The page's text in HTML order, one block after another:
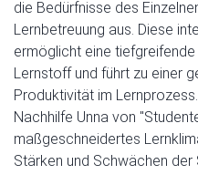
die Bedürfnisse des
Lernbetreuung aus. Diese
ermöglicht eine
Lernstoff und führt zu einer
Produktivität im
Nachhilfe Unna von
maßgeschneidertes
Stärken und Schwächen der